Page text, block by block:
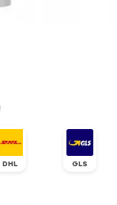
DHL GLS